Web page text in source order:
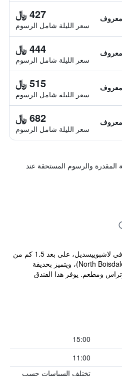
معروف 427 ﷼
سعر الليلة شامل الرسوم
معروف 444 ﷼
سعر الليلة شامل الرسوم
معروف 515 ﷼
سعر الليلة شامل الرسوم
معروف 682 ﷼
سعر الليلة شامل الرسوم
المقدرة والرسوم المستحقة عند
يقع مكان إقامة "Polochar Inn" في لاشبوييسديل، على بعد 1.5 كم من
شاطئ نورث بويسديل (North Boisdale Beach)، ويتميز بحديقة
ومطعم. يوفر هذا الفندق
15:00
11:00
تختلف السياسات حسب